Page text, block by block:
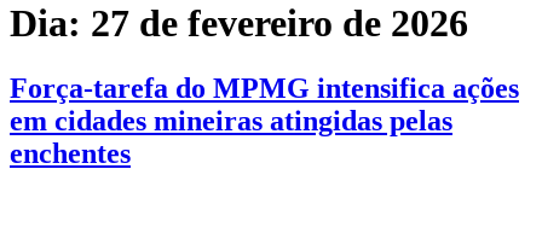
Dia: 27 de fevereiro de 2026
Força-tarefa do MPMG intensifica ações
em cidades mineiras atingidas pelas
enchentes